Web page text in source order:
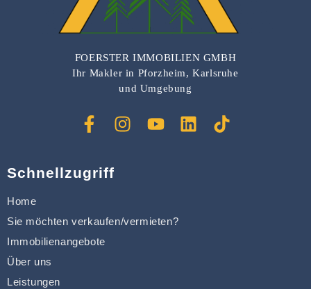
FOERSTER IMMOBILIEN GMBH
Ihr Makler in Pforzheim, Karlsruhe
und Umgebung
Schnellzugriff
Home
Sie möchten verkaufen/vermieten?
Immobilienangebote
Über uns
Leistungen